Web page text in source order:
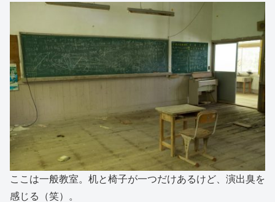
ここは一般教室。机と椅子が一つだけあるけど、演出臭を
感じる（笑）。